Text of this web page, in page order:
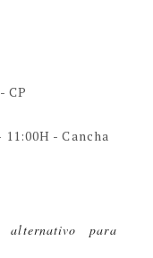
CP
- Cancha
alternativo para